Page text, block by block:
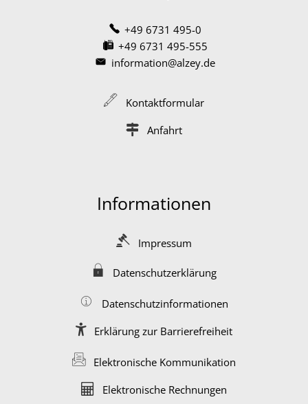
+49 6731 495-0
+49 6731 495-555
information@alzey.de
Kontaktformular
Anfahrt
Informationen
Impressum
Datenschutzerklärung
Datenschutzinformationen
Erklärung zur Barrierefreiheit
Elektronische Kommunikation
Elektronische Rechnungen